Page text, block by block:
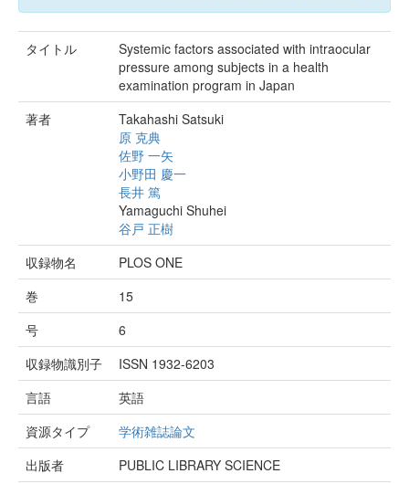
タイトル
Systemic factors associated with intraocular
pressure among subjects in a health
examination program in Japan
著者
Takahashi Satsuki
原 克典
佐野 一矢
小野田 慶一
長井 篤
Yamaguchi Shuhei
谷戸 正樹
収録物名
PLOS ONE
巻
15
号
6
収録物識別子
ISSN 1932-6203
言語
英語
資源タイプ
学術雑誌論文
出版者
PUBLIC LIBRARY SCIENCE